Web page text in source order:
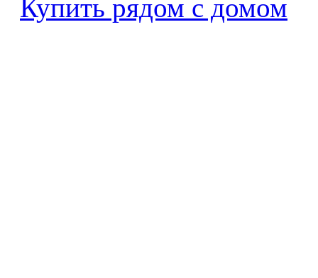
Купить рядом с домом